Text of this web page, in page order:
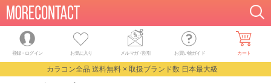
登録・ログイン お気に入り メルマガ・割引 お買い物ガイド カート
カラコン全品 送料無料 × 取扱ブランド数 日本最大級